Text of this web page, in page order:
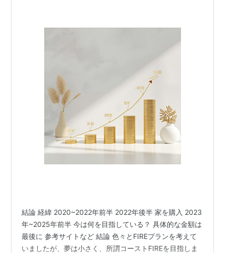
結論 経緯 2020~2022年前半 2022年後半 家を購入 2023
年~2025年前半 今は何を目指している？ 具体的な金額は
最後に 参考サイトなど 結論 色々とFIREプランを考えて
いましたが、夢は小さく、所謂コーストFIREを目指しま